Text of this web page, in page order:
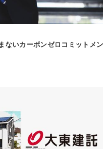
ないカーボンゼロコミットメン